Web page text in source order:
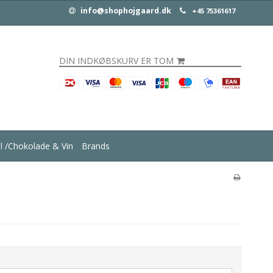
info@shophojgaard.dk +45 75361617
DIN INDKØBSKURV ER TOM
/Chokolade & Vin Brands